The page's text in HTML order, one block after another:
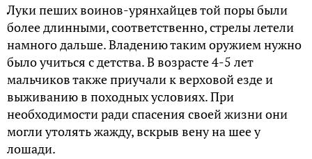
Луки пеших воинов-урянхайцев той поры были
более длинными, соответственно, стрелы летели
намного дальше. Владению таким оружием нужно
было учиться с детства. В возрасте 4-5 лет
мальчиков также приучали к верховой езде и
выживанию в походных условиях. При
необходимости ради спасения своей жизни они
могли утолять жажду, вскрыв вену на шее у
лошади.